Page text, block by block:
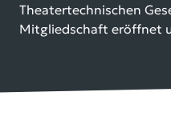
Theatertechnischen
Mitgliedschaft eröffnet